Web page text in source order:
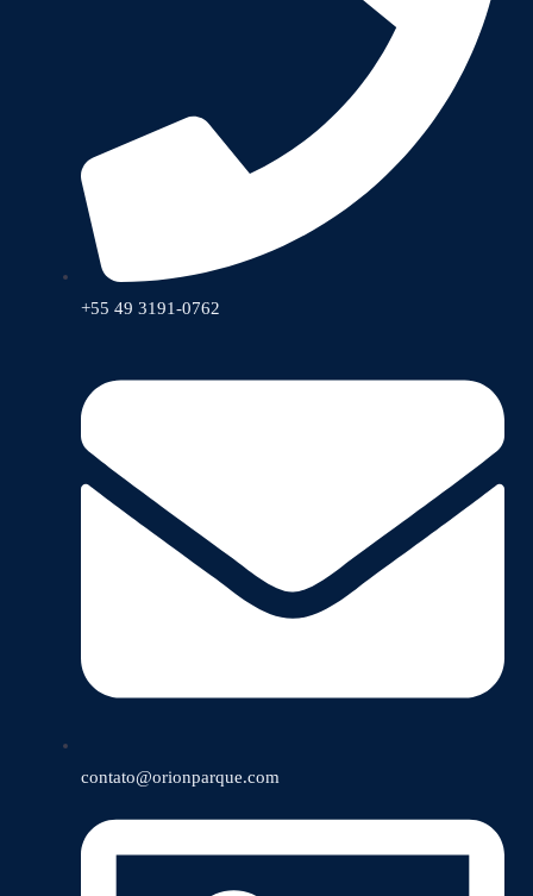
+55 49 3191-0762
contato@orionparque.com